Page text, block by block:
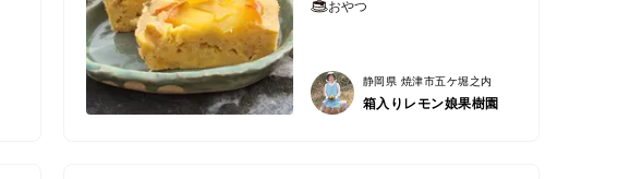
おやつ
静岡県 焼津市五ケ堀之内
箱入りレモン娘果樹園